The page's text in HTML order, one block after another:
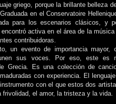
griego, porque la brillante belleza
en el Conservatoire
para los escenarios clásicos, y
activa en el área de la
contribuidoras.
un evento de importancia mayor,
sus voces. Por eso, este es
Grecia. Es una colección de
con experiencia. El
con el que estos dos
frivolidad, el amor, la tristeza y la vida.